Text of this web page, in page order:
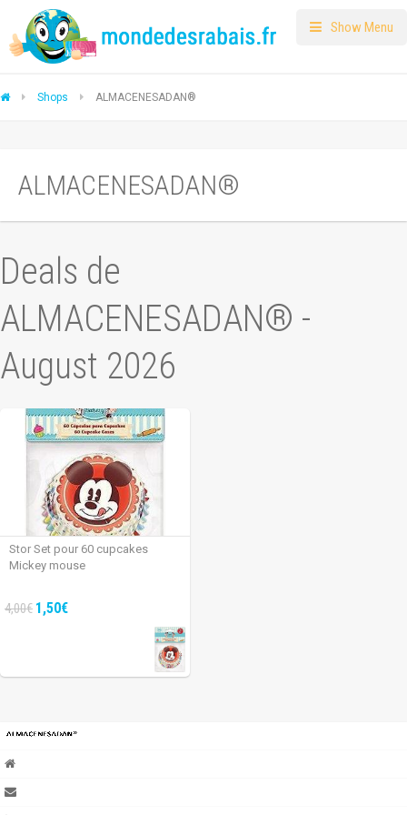
Show Menu
Shops ALMACENESADAN®
ALMACENESADAN®
Deals de
ALMACENESADAN® -
August 2026
Stor Set pour 60 cupcakes
Mickey mouse
4,00€ 1,50€